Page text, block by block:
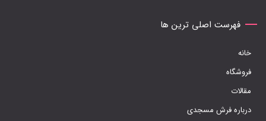
است
صفحه
محصول
فهرست اصلی ترین ها
خانه
فروشگاه
مقالات
درباره فرش مسجدی